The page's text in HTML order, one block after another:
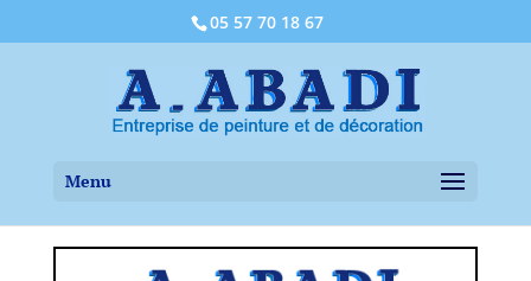
05 57 70 18 67